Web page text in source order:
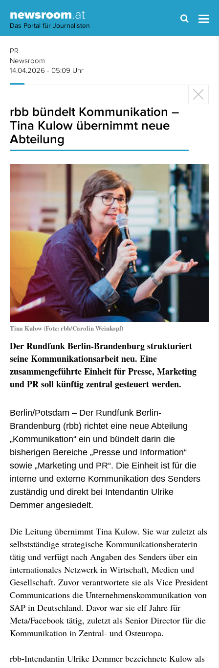
newsroom.at
Das Portal für Journalisten
PR
Newsroom
14.04.2026 - 05:09 Uhr
rbb bündelt Kommunikation –
Tina Kulow übernimmt neue
Abteilung
Tina Kulow (Fotz: rbb/Carolin Weinkopf)
Der Rundfunk Berlin-Brandenburg strukturiert
seine Kommunikationsarbeit neu. Eine
zusammengeführte Einheit für Presse, Marketing
und PR soll künftig zentral gesteuert werden.
Berlin/Potsdam – Der Rundfunk Berlin-
Brandenburg (rbb) richtet eine neue Abteilung
„Kommunikation“ ein und bündelt darin die
bisherigen Bereiche „Presse und Information“
sowie „Marketing und PR“. Die Einheit ist für die
interne und externe Kommunikation des Senders
zuständig und direkt bei Intendantin Ulrike
Demmer angesiedelt.
Die Leitung übernimmt Tina Kulow. Sie war zuletzt als
selbstständige strategische Kommunikationsberaterin
tätig und verfügt nach Angaben des Senders über ein
internationales Netzwerk in Wirtschaft, Medien und
Gesellschaft. Zuvor verantwortete sie als Vice President
Communications die Unternehmenskommunikation von
SAP in Deutschland. Davor war sie elf Jahre für
Meta/Facebook tätig, zuletzt als Senior Director für die
Kommunikation in Zentral- und Osteuropa.
rbb-Intendantin Ulrike Demmer bezeichnete Kulow als